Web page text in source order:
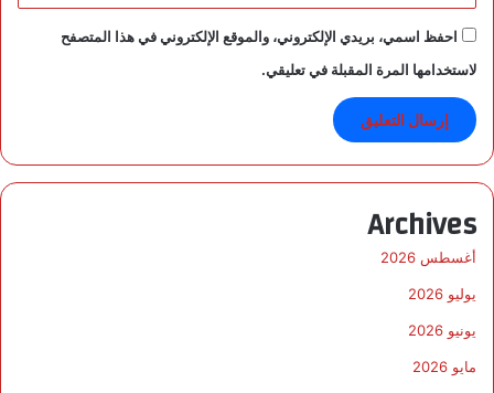
ا
م
ا
م
ش
احفظ اسمي، بريدي الإلكتروني، والموقع الإلكتروني في هذا المتصفح
لاستخدامها المرة المقبلة في تعليقي.
Archives
أغسطس 2026
يوليو 2026
يونيو 2026
مايو 2026